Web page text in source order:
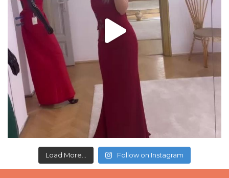
Load More... Follow on Instagram